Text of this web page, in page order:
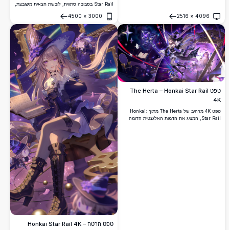
4096
×
2516
פתח
Star Rail בסביבה סתווית, לובשת חצאית משובצת,
זהובים.3000
×
4500
פתח
טפט The Herta – Honkai Star Rail
4K
טפט 4K מרהיב של The Herta מתוך Honkai:
Star Rail, המציג את הדמות האלגנטית הדומה
טפט הרטה – Honkai Star Rail 4K